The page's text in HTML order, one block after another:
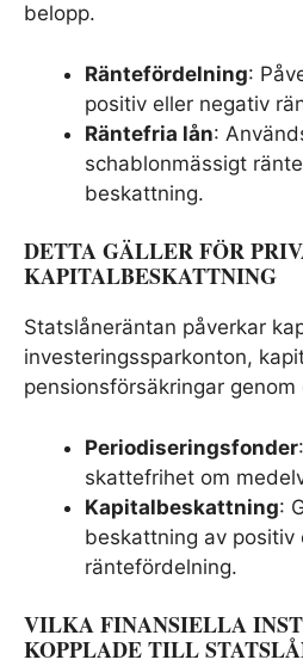
belopp.
Räntefördelning:
positiv eller negativ
Räntefria lån:
schablonmässigt
beskattning.
DETTA GÄLLER FÖR
KAPITALBESKATTNING
Statslåneräntan påverkar
investeringssparkonton,
pensionsförsäkringar
Periodiseringsfonder
skattefrihet om
Kapitalbeskattning:
beskattning av positiv
räntefördelning.
VILKA FINANSIELLA
KOPPLADE TILL